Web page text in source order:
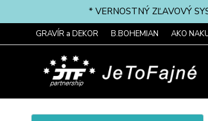
* VERNOSTNÝ ZĽAVOVÝ
GRAVÍR a DEKOR B.BOHEMIAN AKO